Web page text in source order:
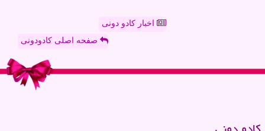
اخبار کادو دونی
صفحه اصلی کادودونی